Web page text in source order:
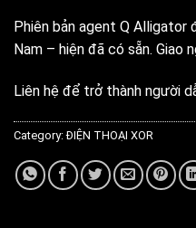
Phiên bản agent Q Alligator
Nam – hiện đã có sẵn. Giao
Liên hệ để trở thành người
Category:ĐIỆN THOẠI XOR